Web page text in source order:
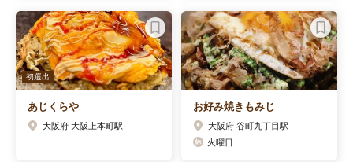
初選出
あじくらや
大阪府 大阪上本町駅
お好み焼きもみじ
大阪府 谷町九丁目駅
火曜日